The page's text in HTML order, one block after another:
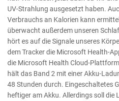
UV-Strahlung ausgesetzt haben.
Verbrauchs an Kalorien kann
überwacht außerdem unseren
hört es auf die Signale unseres
dem Tracker die Microsoft Health-
die Microsoft Health Cloud-
hält das Band 2 mit einer Akku-
48 Stunden durch. Eingeschaltetes
heftiger am Akku. Allerdings soll die